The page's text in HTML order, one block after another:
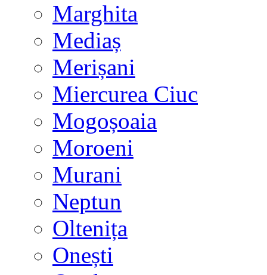
Marghita
Mediaș
Merișani
Miercurea Ciuc
Mogoșoaia
Moroeni
Murani
Neptun
Oltenița
Onești